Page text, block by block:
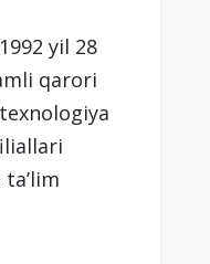
yil 28
qarori